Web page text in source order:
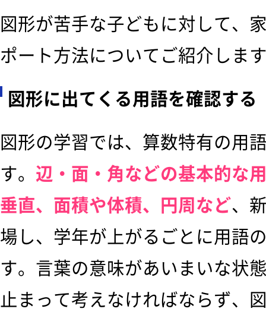
図形が苦手な子どもに対して、
ポート方法についてご紹介しま
図形に出てくる用語を確認する
図形の学習では、算数特有の用
す。 辺・面・角などの基本的な
垂直、面積や体積、円周など、
場し、学年が上がるごとに用語
す。言葉の意味があいまいな状
止まって考えなければならず、